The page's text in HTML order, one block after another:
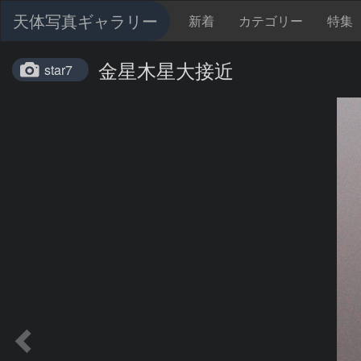
天体写真ギャラリー 新着 カテゴリー 特集
star7 金星木星大接近